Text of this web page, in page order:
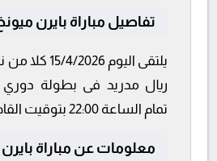
تفاصيل مباراة بايرن
يلتقى اليوم
ريال مدريد فى بطولة دوري
تمام الساعة 22:00 بتوقيت القاهرة و 22:00.
معلومات عن مباراة